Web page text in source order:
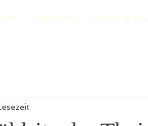
Kontakt Preise &